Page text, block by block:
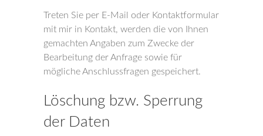
Treten Sie per E-Mail oder Kontaktformular
mit mir in Kontakt, werden die von Ihnen
gemachten Angaben zum Zwecke der
Bearbeitung der Anfrage sowie für
mögliche Anschlussfragen gespeichert.
Löschung bzw. Sperrung
der Daten